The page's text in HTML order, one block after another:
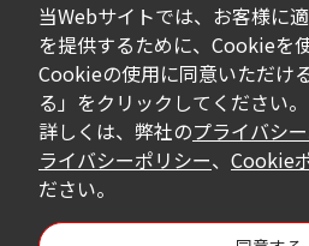
当Webサイトでは、お客様に
を提供するために、Cookieを
Cookieの使用に同意いただけ
る」をクリックしてください。
詳しくは、弊社のプライバシ
ライバシーポリシー、 Cookie
ださい。